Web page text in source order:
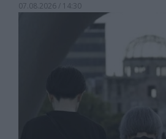
07.08.2026 / 14:30